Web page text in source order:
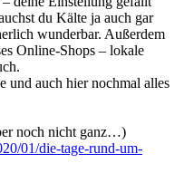
du Kälte ja auch gar
wunderbar. Außerdem
Online-Shops – lokale
und auch hier nochmal alles
noch nicht ganz…)
01/die-tage-rund-um-